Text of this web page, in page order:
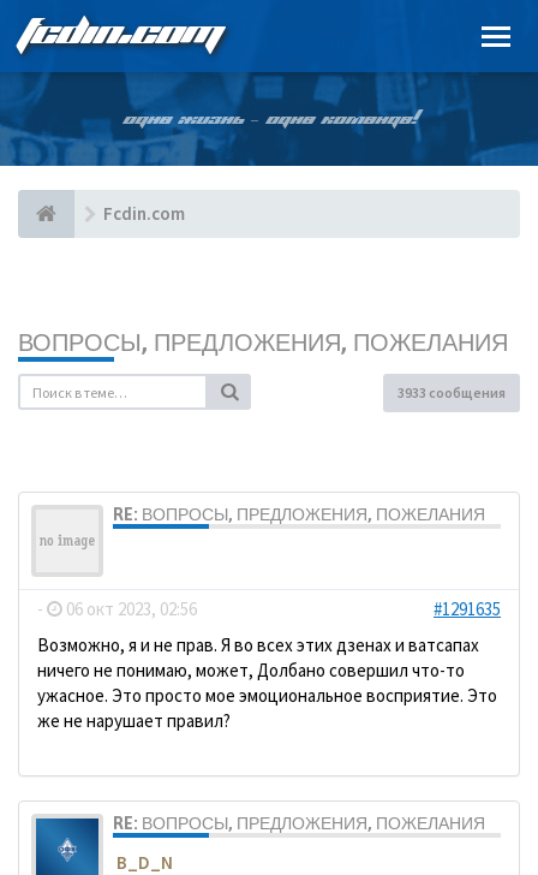
FCDIN.COM
ОДНА ЖИЗНЬ – ОДНА КОМАНДА!
Fcdin.com
ВОПРОСЫ, ПРЕДЛОЖЕНИЯ, ПОЖЕЛАНИЯ
3933 сообщения
RE: ВОПРОСЫ, ПРЕДЛОЖЕНИЯ, ПОЖЕЛАНИЯ
- 06 окт 2023, 02:56
#1291635
Возможно, я и не прав. Я во всех этих дзенах и ватсапах
ничего не понимаю, может, Долбано совершил что-то
ужасное. Это просто мое эмоциональное восприятие. Это
же не нарушает правил?
RE: ВОПРОСЫ, ПРЕДЛОЖЕНИЯ, ПОЖЕЛАНИЯ
B_D_N